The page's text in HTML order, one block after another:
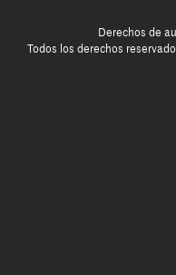
Derechos de
Todos los derechos